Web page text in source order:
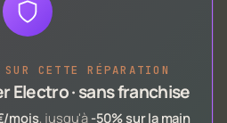
SUR CETTE RÉPARATION
Electro · sans franchise
mois, jusqu'à -50% sur la main